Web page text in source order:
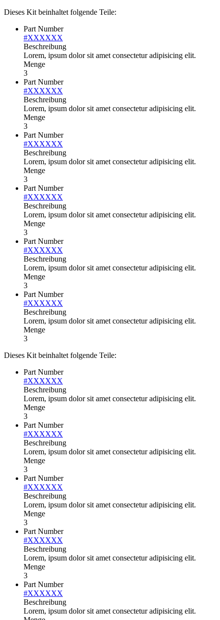
Dieses Kit beinhaltet folgende Teile:
Part Number
#XXXXXX
Beschreibung
Lorem, ipsum dolor sit amet consectetur adipisicing elit.
Menge
3
Part Number
#XXXXXX
Beschreibung
Lorem, ipsum dolor sit amet consectetur adipisicing elit.
Menge
3
Part Number
#XXXXXX
Beschreibung
Lorem, ipsum dolor sit amet consectetur adipisicing elit.
Menge
3
Part Number
#XXXXXX
Beschreibung
Lorem, ipsum dolor sit amet consectetur adipisicing elit.
Menge
3
Part Number
#XXXXXX
Beschreibung
Lorem, ipsum dolor sit amet consectetur adipisicing elit.
Menge
3
Part Number
#XXXXXX
Beschreibung
Lorem, ipsum dolor sit amet consectetur adipisicing elit.
Menge
3
Dieses Kit beinhaltet folgende Teile:
Part Number
#XXXXXX
Beschreibung
Lorem, ipsum dolor sit amet consectetur adipisicing elit.
Menge
3
Part Number
#XXXXXX
Beschreibung
Lorem, ipsum dolor sit amet consectetur adipisicing elit.
Menge
3
Part Number
#XXXXXX
Beschreibung
Lorem, ipsum dolor sit amet consectetur adipisicing elit.
Menge
3
Part Number
#XXXXXX
Beschreibung
Lorem, ipsum dolor sit amet consectetur adipisicing elit.
Menge
3
Part Number
#XXXXXX
Beschreibung
Lorem, ipsum dolor sit amet consectetur adipisicing elit.